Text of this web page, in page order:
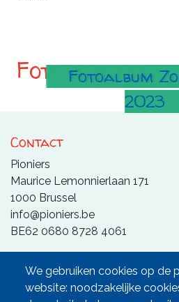
Foto albums
Fotoalbum
2023
Fotoalbum
2023
Contact
Pioniers
Maurice Lemonnierlaan 171
1000 Brussel
info@pioniers.be
BE62 0680 8728 4061
We gebruiken cookies op de
website: noodzakelijke